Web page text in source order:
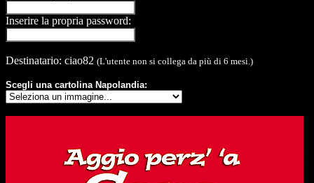
Inserire la propria password:
Destinatario: ciao82 (L'utente non si collega da più di 6 mesi.)
Scegli una cartolina Napolandia: